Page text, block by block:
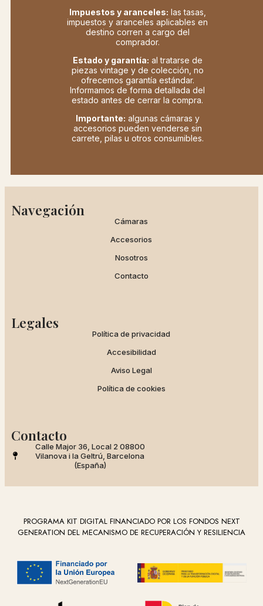
Impuestos y aranceles: las tasas,
impuestos y aranceles aplicables en
destino corren a cargo del
comprador.
Estado y garantía: al tratarse de
piezas vintage y de colección, no
ofrecemos garantía estándar.
Informamos de forma detallada del
estado antes de cerrar la compra.
Importante: algunas cámaras y
accesorios pueden venderse sin
carrete, pilas u otros consumibles.
Navegación
Cámaras
Accesorios
Nosotros
Contacto
Legales
Política de privacidad
Accesibilidad
Aviso Legal
Política de cookies
Contacto
Calle Major 36, Local 2 08800
Vilanova i la Geltrú, Barcelona
(España)
PROGRAMA KIT DIGITAL FINANCIADO POR LOS FONDOS NEXT
GENERATION DEL MECANISMO DE RECUPERACIÓN Y RESILIENCIA